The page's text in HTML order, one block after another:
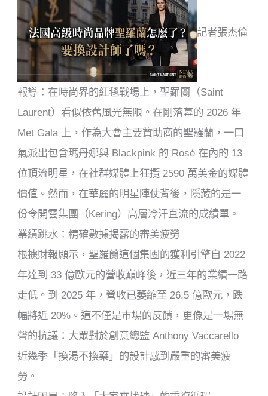
o
k
記者張杰倫
報導：在時尚界的紅毯戰場上，聖羅蘭（Saint
Laurent）看似依舊風光無限。在剛落幕的 2026 年
Met Gala 上，作為大會主要贊助商的聖羅蘭，一口
氣派出包含瑪丹娜與 Blackpink 的 Rosé 在內的 13
位頂流明星，在社群媒體上狂攬 2590 萬美金的媒體
價值。然而，在華麗的明星陣仗背後，隱藏的是一
份令開雲集團（Kering）高層冷汗直流的成績單。
業績跳水：精確數據揭露的審美疲勞
根據財報顯示，聖羅蘭這個集團的獲利引擎自 2022
年達到 33 億歐元的營收巔峰後，近三年的業績一路
走低。到 2025 年，營收已萎縮至 26.5 億歐元，跌
幅將近 20%。這不僅是市場的反饋，更像是一場無
聲的抗議：大眾對於創意總監 Anthony Vaccarello
近幾季「換湯不換藥」的設計感到嚴重的審美疲
勞。